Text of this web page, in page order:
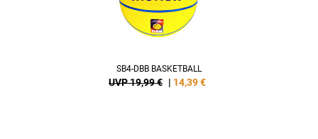
SB4-DBB BASKETBALL
UVP 19,99 € | 14,39€